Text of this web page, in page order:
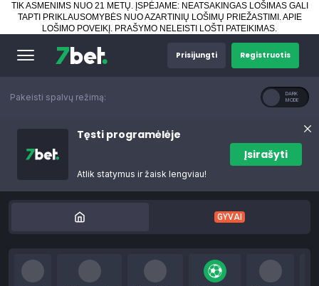
TIK ASMENIMS NUO 21 METŲ. ĮSPĖJAME: NEATSAKINGAS LOŠIMAS GALI
TAPTI PRIKLAUSOMYBĖS NUO AZARTINIŲ LOŠIMŲ PRIEŽASTIMI.APIE
LOŠIMO POVEIKĮ . PRAŠYMO NELEISTI LOŠTI PATEIKIMAS.
Prisijungti Registruotis
Pakeisti spalvų režimą:
Tęsti programėlėje
Atlik statymus ir žaisk lengviau!
Įsirašyti